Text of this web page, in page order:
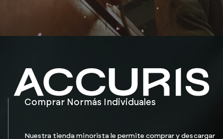
Comprar Normás Individuales
Nuestra tienda minorista le permite comprar y descargar